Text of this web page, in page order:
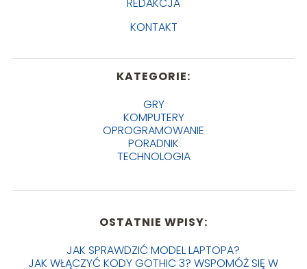
KONTAKT
KATEGORIE:
GRY
KOMPUTERY
OPROGRAMOWANIE
PORADNIK
TECHNOLOGIA
OSTATNIE WPISY:
JAK SPRAWDZIĆ MODEL LAPTOPA?
JAK WŁĄCZYĆ KODY GOTHIC 3? WSPOMÓŻ SIĘ W